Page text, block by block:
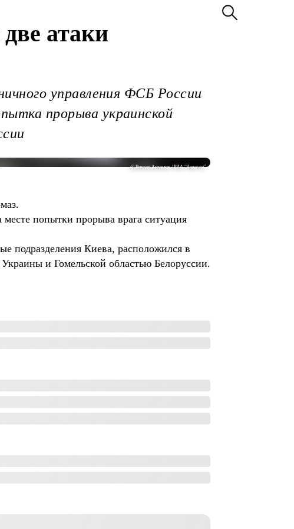
атаки
управления ФСБ России
прорыва украинской
@ Виктор Антонюк / РИА "Новости"
попытки прорыва врага ситуация
подразделения Киева, расположился в
и Гомельской областью Белоруссии.